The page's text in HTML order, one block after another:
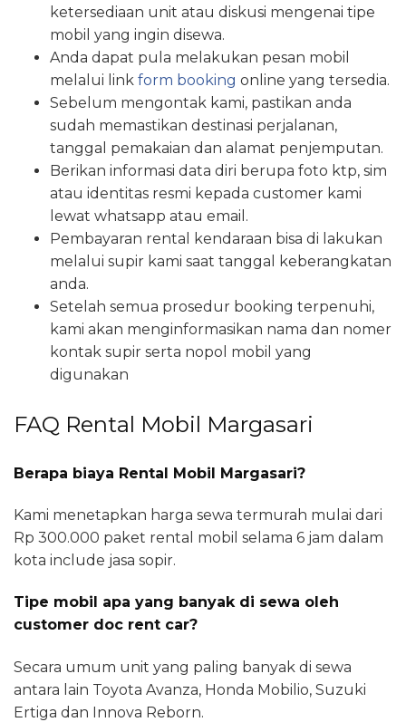
ketersediaan unit atau diskusi mengenai tipe
mobil yang ingin disewa.
Anda dapat pula melakukan pesan mobil
melalui link form booking online yang tersedia.
Sebelum mengontak kami, pastikan anda
sudah memastikan destinasi perjalanan,
tanggal pemakaian dan alamat penjemputan.
Berikan informasi data diri berupa foto ktp, sim
atau identitas resmi kepada customer kami
lewat whatsapp atau email.
Pembayaran rental kendaraan bisa di lakukan
melalui supir kami saat tanggal keberangkatan
anda.
Setelah semua prosedur booking terpenuhi,
kami akan menginformasikan nama dan nomer
kontak supir serta nopol mobil yang
digunakan
FAQ Rental Mobil Margasari
Berapa biaya Rental Mobil Margasari?
Kami menetapkan harga sewa termurah mulai dari
Rp 300.000 paket rental mobil selama 6 jam dalam
kota include jasa sopir.
Tipe mobil apa yang banyak di sewa oleh
customer doc rent car?
Secara umum unit yang paling banyak di sewa
antara lain Toyota Avanza, Honda Mobilio, Suzuki
Ertiga dan Innova Reborn.